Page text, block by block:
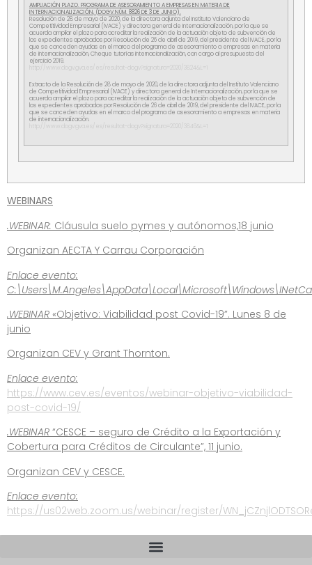
AMPLIACIÓN PLAZO. PROGRAMA DE ASESORAMIENTO A EMPRESAS EN MATERIA DE
INTERNACIONALIZACIÓN, (DOGV.NÚM. 8826 DE 3 DE JUNIO).
Resolución de 28 de mayo de 2020, de la directora adjunta del Instituto Valenciano de
Competitividad Empresarial (IVACE) y directora general de Internacionalización, por la que se
acuerda ampliar el plazo para acreditar la realización de la actuación objeto de subvención de
los expedientes aprobados por Resolución de 26 de abril de 2019, del presidente del IVACE, por la
que se conceden ayudas en el marco del programa de asesoramiento a empresas en materia
de internacionalización, Cheque tutorías internacionalización, con cargo al presupuesto del
ejercicio 2019.
http://www.dogv.gva.es/es/resultat-dogv?signatura=2020/3824&L=1
Extracto de la Resolución de 28 de mayo de 2020, de la directora adjunta del Instituto Valenciano
de Competitividad Empresarial (IVACE) y directora general de Internacionalización, por la que se
acuerda ampliar el plazo para acreditar la realización de la actuación objeto de subvención de
los expedientes aprobados por Resolución de 26 de abril de 2019, del presidente del IVACE, por la
que se conceden ayudas en el marco del programa de asesoramiento a empresas en materia
de internacionalización.
http://www.dogv.gva.es/es/resultat-dogv?signatura=2020/3846&L=1
WEBINARS
.WEBINAR: Cláusula suelo pymes y autónomos,18 junio
Organizan AECTA Y Carrau Corporación
Enlace evento:
.WEBINAR «Objetivo: Viabilidad post Covid-19”. Lunes 8 de
junio
Organizan CEV y Grant Thornton.
Enlace evento:
https://www.cev.es/eventos/webinar-objetivo-viabilidad-
post-covid-19/
.WEBINAR “CESCE – seguro de Crédito a la Exportación y
Cobertura para Créditos de Circulante”, 11 junio.
Organizan CEV y CESCE.
Enlace evento:
https://us02web.zoom.us/webinar/register/